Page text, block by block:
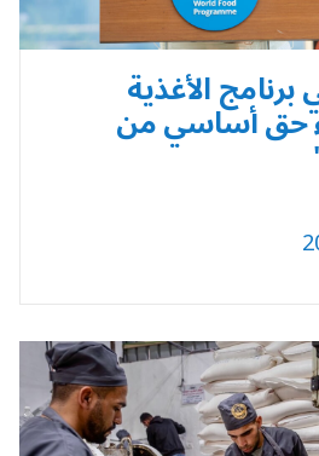
برنامج الأغذية
حق أساسي من